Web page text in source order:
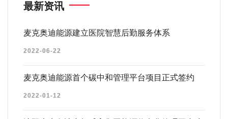
最新资讯
麦克奥迪能源建立医院智慧后勤服务体系
2022-06-22
麦克奥迪能源首个碳中和管理平台项目正式签约
2022-01-12